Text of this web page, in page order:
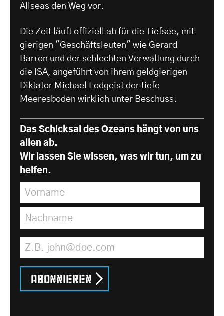
Allseas den Weg vor.
Die Zeit läuft offiziell ab für die Tiefsee, mit
gierigen "Geschäftsleuten" wie Gerard
Barron und der schlechten Verwaltung durch
die ISA, angeführt von ihrem geldgierigen
Diktator Michael Lodgeist der tiefe
Meeresboden wirklich unter Beschuss.
Das Schicksal des Ozeans hängt von uns
allen ab.
Wir lassen Sie wissen, was wir tun, um zu
helfen.
Vorname
Nachname
E-Mail Adresse
Abonnieren